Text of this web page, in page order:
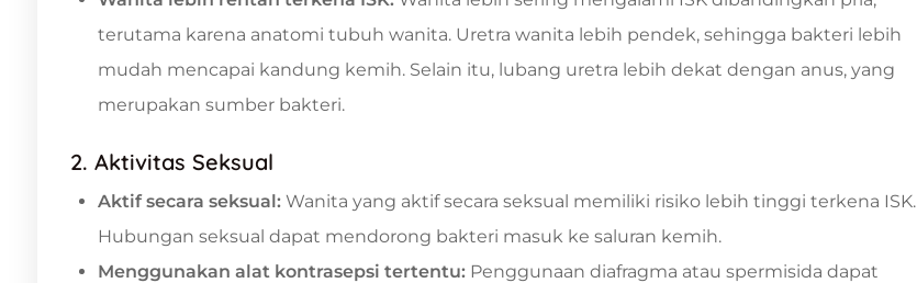
terutama karena anatomi tubuh wanita. Uretra wanita lebih pendek, sehingga bakteri lebih
mudah mencapai kandung kemih. Selain itu, lubang uretra lebih dekat dengan anus, yang
merupakan sumber bakteri.
2. Aktivitas Seksual
Aktif secara seksual: Wanita yang aktif secara seksual memiliki risiko lebih tinggi terkena ISK.
Hubungan seksual dapat mendorong bakteri masuk ke saluran kemih.
Menggunakan alat kontrasepsi tertentu: Penggunaan diafragma atau spermisida dapat